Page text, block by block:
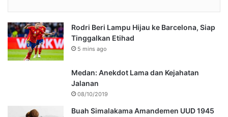
Rodri Beri Lampu Hijau ke Barcelona, Siap
Tinggalkan Etihad
5 mins ago
Medan: Anekdot Lama dan Kejahatan
Jalanan
08/10/2019
Buah Simalakama Amandemen UUD 1945